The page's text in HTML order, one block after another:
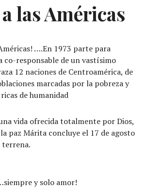
las Américas
….En 1973 parte para
co-responsable de un vastísimo
12 naciones de Centroamérica, de
marcadas por la pobreza y
de humanidad
vida ofrecida totalmente por Dios,
paz Márita concluye el 17 de agosto
terrena.
y solo amor!